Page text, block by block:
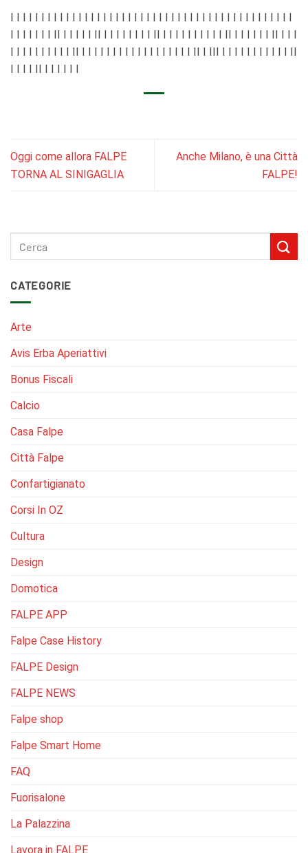
CATEGORIE
Arte
Avis Erba Aperiattivi
Bonus Fiscali
Calcio
Casa Falpe
Città Falpe
Confartigianato
Corsi In OZ
Cultura
Design
Domotica
FALPE APP
Falpe Case History
FALPE Design
FALPE NEWS
Falpe shop
Falpe Smart Home
FAQ
Fuorisalone
La Palazzina
Lavora in FALPE
I I I I I I I I I I I I I I I I I I I I I I I I I I I I I I I I I I I I I I I I I I I I I I
I I I I I I I II I I I I I II I I I I I I I I II I I I I I I I I I I II I I I I I I II I I I
I I I I I I I I I I II I I I I I I I I I I I I I I I I I I II I III I I I I I I I I I I I II
I I I I II I I I I I I
Oggi come allora FALPE
TORNA AL SINIGAGLIA
Anche Milano, è una Città
FALPE!